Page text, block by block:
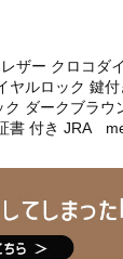
ザー クロコダ
ヤルロック 鍵
ダークブラウ
書 付き JRA